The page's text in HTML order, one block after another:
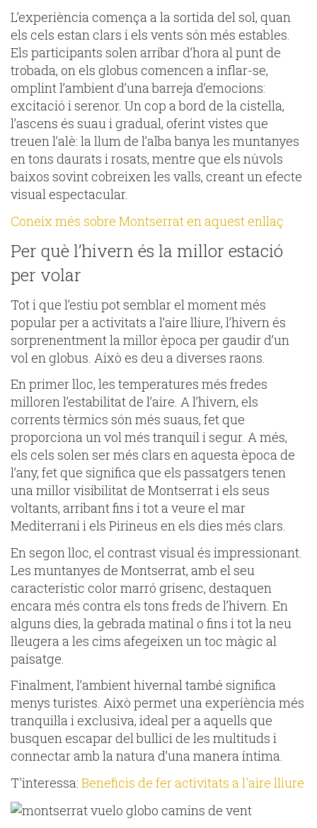
L’experiència comença a la sortida del sol, quan
els cels estan clars i els vents són més estables.
Els participants solen arribar d’hora al punt de
trobada, on els globus comencen a inflar-se,
omplint l’ambient d’una barreja d’emocions:
excitació i serenor. Un cop a bord de la cistella,
l’ascens és suau i gradual, oferint vistes que
treuen l’alè: la llum de l’alba banya les muntanyes
en tons daurats i rosats, mentre que els nùvols
baixos sovint cobreixen les valls, creant un efecte
visual espectacular.
Coneix més sobre Montserrat en aquest enllaç
Per què l’hivern és la millor estació
per volar
Tot i que l’estiu pot semblar el moment més
popular per a activitats a l’aire lliure, l’hivern és
sorprenentment la millor època per gaudir d’un
vol en globus. Això es deu a diverses raons.
En primer lloc, les temperatures més fredes
milloren l’estabilitat de l’aire. A l’hivern, els
corrents tèrmics són més suaus, fet que
proporciona un vol més tranquil i segur. A més,
els cels solen ser més clars en aquesta època de
l’any, fet que significa que els passatgers tenen
una millor visibilitat de Montserrat i els seus
voltants, arribant fins i tot a veure el mar
Mediterrani i els Pirineus en els dies més clars.
En segon lloc, el contrast visual és impressionant.
Les muntanyes de Montserrat, amb el seu
característic color marró grisenc, destaquen
encara més contra els tons freds de l’hivern. En
alguns dies, la gebrada matinal o fins i tot la neu
lleugera a les cims afegeixen un toc màgic al
paisatge.
Finalment, l’ambient hivernal també significa
menys turistes. Això permet una experiència més
tranquil·la i exclusiva, ideal per a aquells que
busquen escapar del bullici de les multituds i
connectar amb la natura d’una manera íntima.
T'interessa: Beneficis de fer activitats a l'aire lliure